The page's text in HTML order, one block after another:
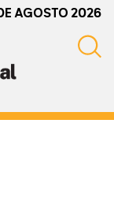
AGOSTO 2026